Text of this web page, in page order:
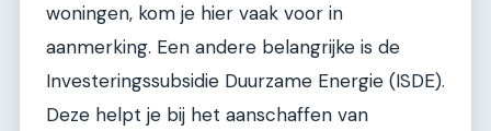
woningen, kom je hier vaak voor in
aanmerking. Een andere belangrijke is de
Investeringssubsidie Duurzame Energie (ISDE).
Deze helpt je bij het aanschaffen van